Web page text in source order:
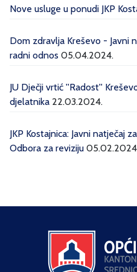
Nove usluge u ponudi JKP
Dom zdravlja Kreševo - Javni
radni odnos 05.04.2024.
JU Dječji vrtić ''Radost''
djelatnika 22.03.2024.
JKP Kostajnica: Javni natječaj
Odbora za reviziju